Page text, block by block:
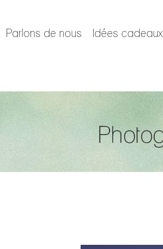
Parlons de nous Idées cadeaux